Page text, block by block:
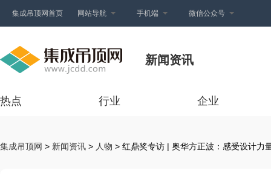
集成吊顶网首页 网站导航 手机端 微信公众号
新闻资讯
热点 行业 企业
集成吊顶网 > 新闻资讯 > 人物 > 红鼎奖专访 | 奥华方正波：感受设计力